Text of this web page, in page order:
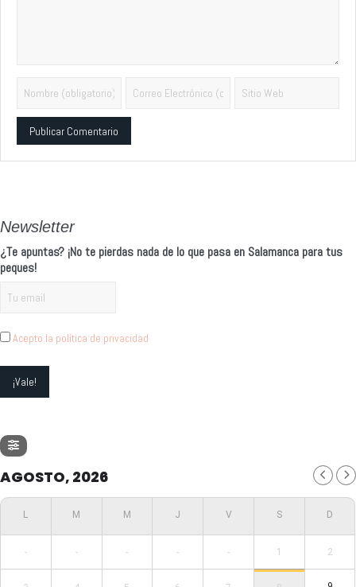
Newsletter
¿Te apuntas? ¡No te pierdas nada de lo que pasa en Salamanca para tus
peques!
Acepto la política de privacidad
AGOSTO, 2026
- - - - - 1 2